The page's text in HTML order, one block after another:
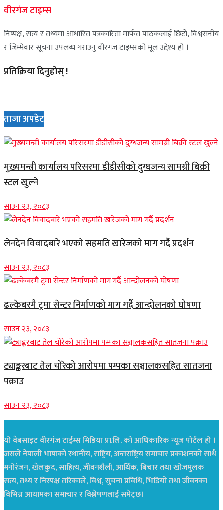
वीरगंज टाइम्स
निष्पक्ष, सत्य र तथ्यमा आधारित पत्रकारिता मार्फत पाठकलाई छिटो, विश्वसनीय
र जिम्मेवार सूचना उपलब्ध गराउनु वीरगंज टाइम्सको मूल उद्देश्य हो ।
प्रतिक्रिया दिनुहोस् !
ताजा अपडेट
मुख्यमन्त्री कार्यालय परिसरमा डीडीसीको दुग्धजन्य सामग्री बिक्री
स्टल खुल्ने
साउन २३, २०८३
लेनदेन विवादबारे भएको सहमति खारेजको माग गर्दै प्रदर्शन
साउन २३, २०८३
ढल्केबरमै ट्रमा सेन्टर निर्माणको माग गर्दै आन्दोलनको घोषणा
साउन २३, २०८३
ट्याङ्करबाट तेल चोरेको आरोपमा पम्पका सञ्चालकसहित सातजना
पक्राउ
साउन २३, २०८३
यो वेबसाइट वीरगंज टाईम्स मिडिया प्रा.लि. को आधिकारिक न्यूज पोर्टल हो ।
जसले नेपाली भाषाको स्थानीय, राष्ट्रिय, अन्तराष्ट्रिय समाचार प्रकाशनको साथै
मनोरंजन, खेलकुद, साहित्य, जीवनशैली, आर्थिक, बिचार तथा खोजमुलक
सत्य, तथ्य र निस्पक्ष तरिकाले, विश्व, सुचना प्रविधि, भिडियो तथा जीवनका
विभिन्न आयामका समाचार र विश्लेषणलाई समेट्छ।